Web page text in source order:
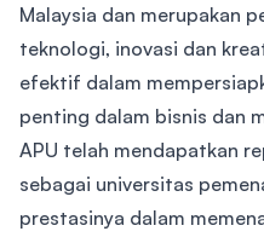
Malaysia dan merupakan
teknologi, inovasi dan
efektif dalam
penting dalam bisnis dan
APU telah mendapatkan
sebagai universitas
prestasinya dalam